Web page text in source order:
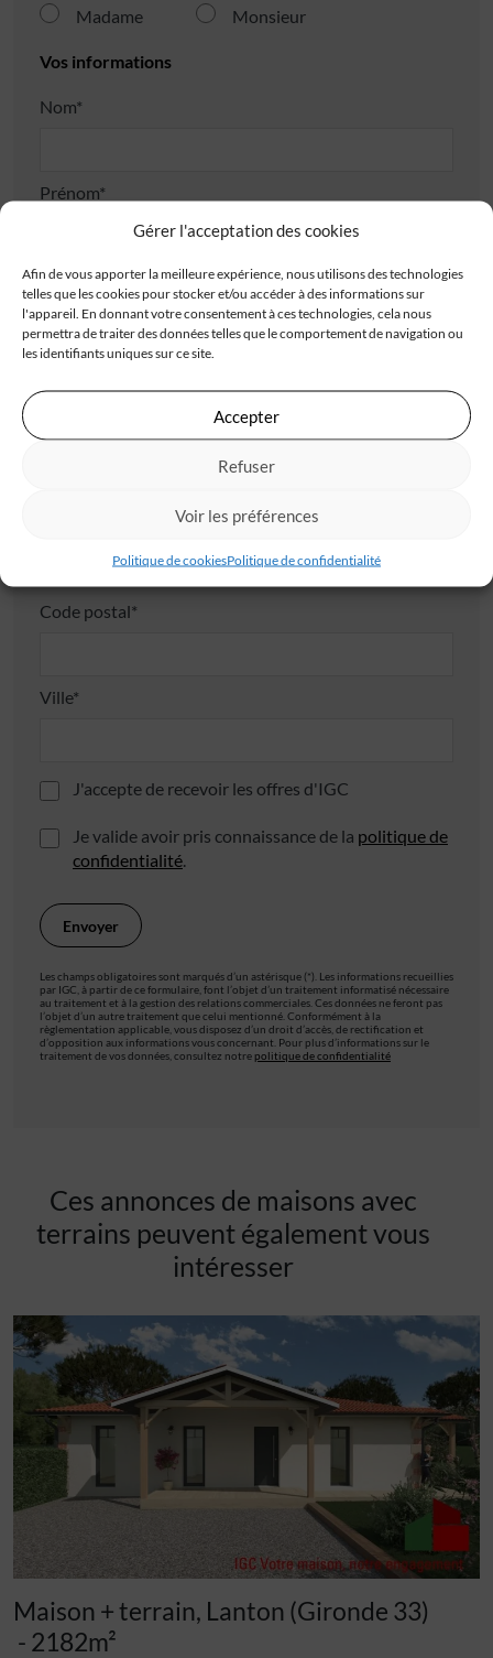
Gérer l'acceptation des cookies
Afin de vous apporter la meilleure expérience, nous utilisons des technologies
telles que les cookies pour stocker et/ou accéder à des informations sur
l'appareil. En donnant votre consentement à ces technologies, cela nous
permettra de traiter des données telles que le comportement de navigation ou
les identifiants uniques sur ce site.
Accepter
Refuser
Voir les préférences
Politique de cookiesPolitique de confidentialité
Madame Monsieur
Vos informations
Nom*
Prénom*
Téléphone*
E-mail*
Code postal*
Ville*
J'accepte de recevoir les offres d'IGC
Je valide avoir pris connaissance de la politique de
confidentialité.
Les champs obligatoires sont marqués d’un astérisque (*). Les informations recueillies
par IGC, à partir de ce formulaire, font l’objet d’un traitement informatisé nécessaire
au traitement et à la gestion des relations commerciales. Ces données ne feront pas
l’objet d’un autre traitement que celui mentionné. Conformément à la
règlementation applicable, vous disposez d’un droit d’accès, de rectification et
d’opposition aux informations vous concernant. Pour plus d’informations sur le
traitement de vos données, consultez notre politique de confidentialité
Ces annonces de maisons avec
terrains peuvent également vous
intéresser
Maison + terrain, Lanton (Gironde 33)
- 2182m²